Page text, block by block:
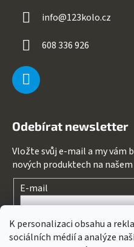
K personalizaci obsahu a
sociálních médií a analýze
info@123kolo.cz
608 336 926
Odebírat newsletter
Vložte svůj e-mail a my vám
nových produktech na
E-mail
Souhlasím s
PŘIHLÁSIT SE